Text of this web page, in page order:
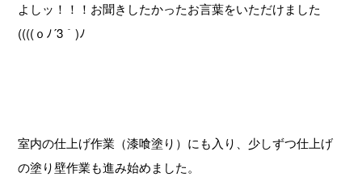
よしッ！！！お聞きしたかったお言葉をいただけました
((((ｏﾉ´3｀)ﾉ
室内の仕上げ作業（漆喰塗り）にも入り、少しずつ仕上げ
の塗り壁作業も進み始めました。